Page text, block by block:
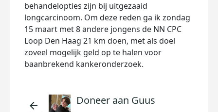
behandelopties zijn bij uitgezaaid
longcarcinoom. Om deze reden ga ik zondag
15 maart met 8 andere jongens de NN CPC
Loop Den Haag 21 km doen, met als doel
zoveel mogelijk geld op te halen voor
baanbrekend kankeronderzoek.
arrow_back Doneer aan Guus